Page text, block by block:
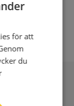
för att
du